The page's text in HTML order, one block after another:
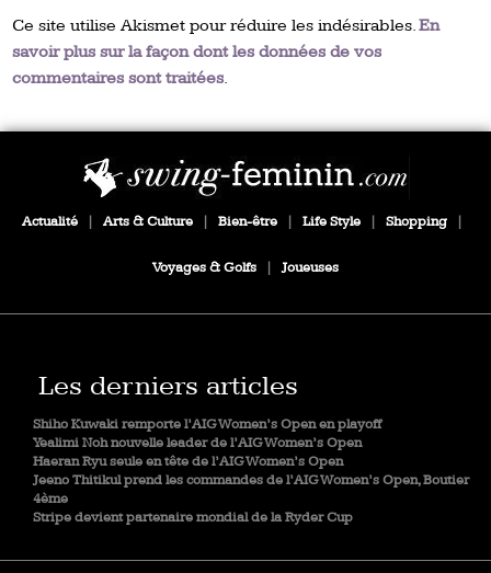
Ce site utilise Akismet pour réduire les indésirables.En
savoir plus sur la façon dont les données de vos
commentaires sont traitées.
Actualité Arts & Culture Bien-être Life Style Shopping
Voyages & Golfs Joueuses
Les derniers articles
Shiho Kuwaki remporte l’AIG Women’s Open en playoff
Yealimi Noh nouvelle leader de l’AIG Women’s Open
Haeran Ryu seule en tête de l’AIG Women’s Open
Jeeno Thitikul prend les commandes de l’AIG Women’s Open, Boutier
4ème
Stripe devient partenaire mondial de la Ryder Cup